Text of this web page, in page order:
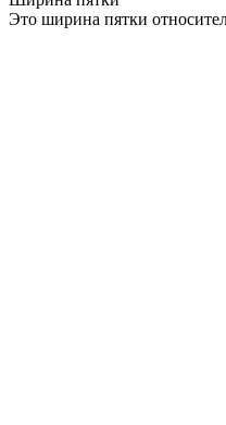
Это ширина пятки